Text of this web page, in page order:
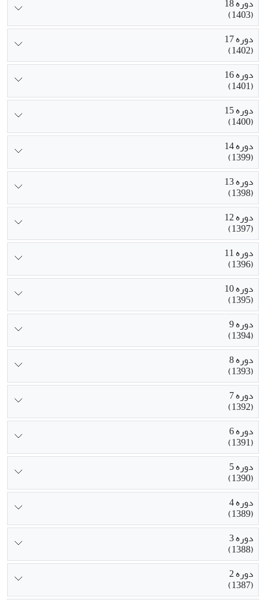
دوره 18
(1403)
دوره 17
(1402)
دوره 16
(1401)
دوره 15
(1400)
دوره 14
(1399)
دوره 13
(1398)
دوره 12
(1397)
دوره 11
(1396)
دوره 10
(1395)
دوره 9
(1394)
دوره 8
(1393)
دوره 7
(1392)
دوره 6
(1391)
دوره 5
(1390)
دوره 4
(1389)
دوره 3
(1388)
دوره 2
(1387)